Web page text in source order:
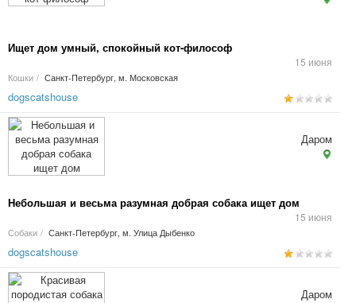
Ищет дом умный, спокойный кот-философ
15 июня
Кошки / Санкт-Петербург, м. Московская
dogscatshouse
Небольшая и весьма разумная добрая собака ищет дом
15 июня
Собаки / Санкт-Петербург, м. Улица Дыбенко
Даром
dogscatshouse
Даром